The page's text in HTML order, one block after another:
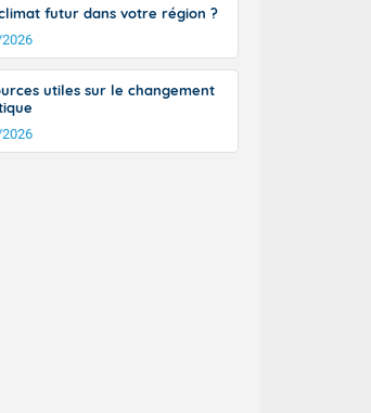
futur dans votre région ?
utiles sur le changement